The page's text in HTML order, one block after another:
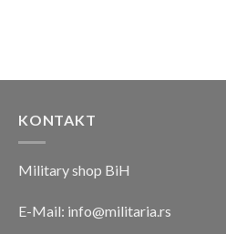
KONTAKT
Military shop BiH
E-Mail: info@militaria.rs